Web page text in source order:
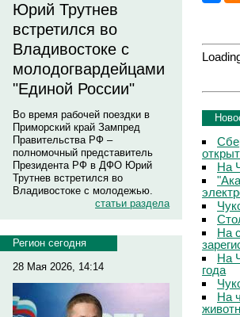
Юрий Трутнев
встретился во
Владивостоке с
молодогвардейцами
"Единой России"
Во время рабочей поездки в
Приморский край Зампред
Правительства РФ –
полномочный представитель
Президента РФ в ДФО Юрий
Трутнев встретился во
Владивостоке с молодежью.
статьи раздела
Регион сегодня
28 Мая 2026, 14:14
На
На
На
года
На